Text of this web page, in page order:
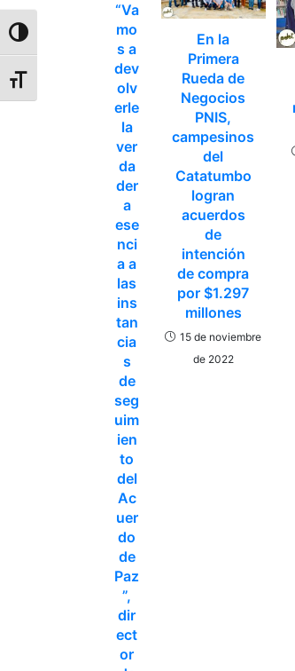
Alternar alto contraste
Alternar tamaño de letra
“Va
mo
s a
dev
olv
erle
la
ver
da
der
a
ese
nci
a a
las
ins
tan
cia
s
de
seg
uim
ien
to
del
Ac
uer
do
de
Paz
”,
dir
ect
or
En la
Primera
Rueda de
Negocios
PNIS,
campesinos
del
Catatumbo
logran
acuerdos
de
intención
de compra
por $1.297
millones
15 de noviembre
de 2022